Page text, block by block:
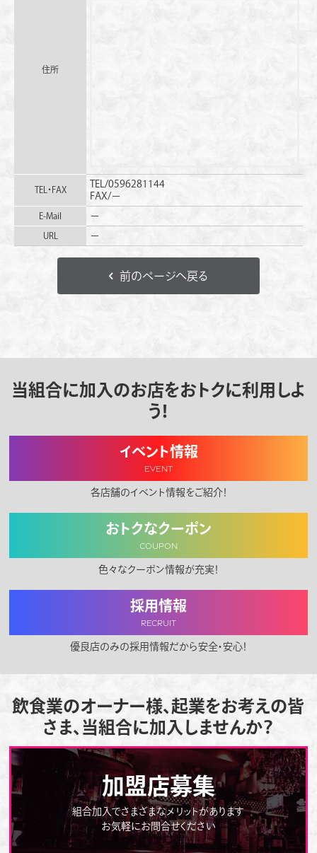
住所
TEL・FAX
TEL/0596281144
FAX/−
E-Mail −
URL −
前のページへ戻る
当組合に加入のお店をおトクに利用しよ
う！
イベント情報
EVENT
各店舗のイベント情報をご紹介！
おトクなクーポン
COUPON
色々なクーポン情報が充実！
採用情報
RECRUIT
優良店のみの採用情報だから安全・安心！
飲食業のオーナー様、起業をお考えの皆
さま、当組合に加入しませんか？
加盟店募集
組合加入でさまざまなメリットがあります
お気軽にお問合せください